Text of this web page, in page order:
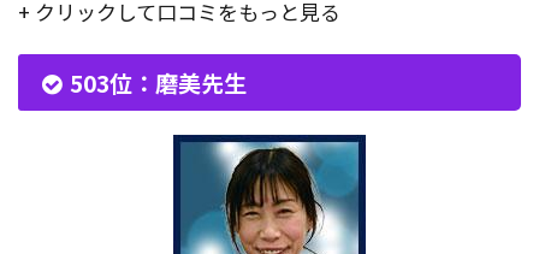
+ クリックして口コミをもっと見る
503位：磨美先生